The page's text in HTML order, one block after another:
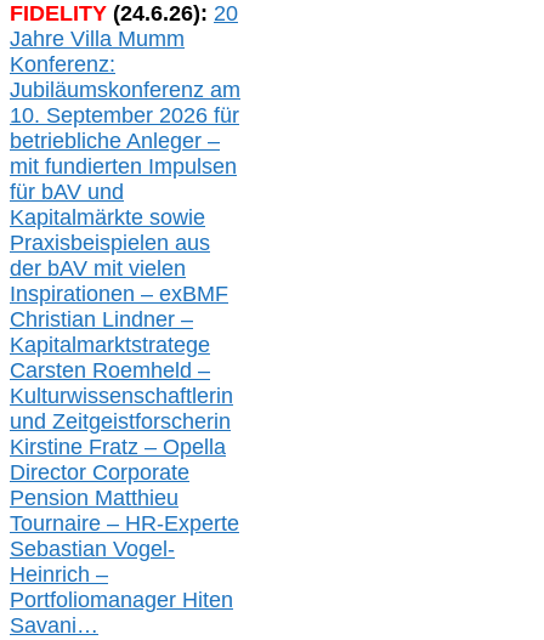
FIDELITY (24.6.26): 20
Jahre Villa Mumm
Konferenz:
Jubiläumskonferenz am
10. September 2026 für
betriebliche Anleger –
mit fundierten Impulsen
für bAV und
Kapitalmärkte sowie
Praxisbeispielen aus
der bAV mit vielen
Inspirationen – exBMF
Christian Lindner –
Kapitalmarktstratege
Carsten Roemheld –
Kulturwissenschaftlerin
und Zeitgeistforscherin
Kirstine Fratz – Opella
Director Corporate
Pension Matthieu
Tournaire – HR-Experte
Sebastian Vogel-
Heinrich –
Portfoliomanager Hiten
Savani…